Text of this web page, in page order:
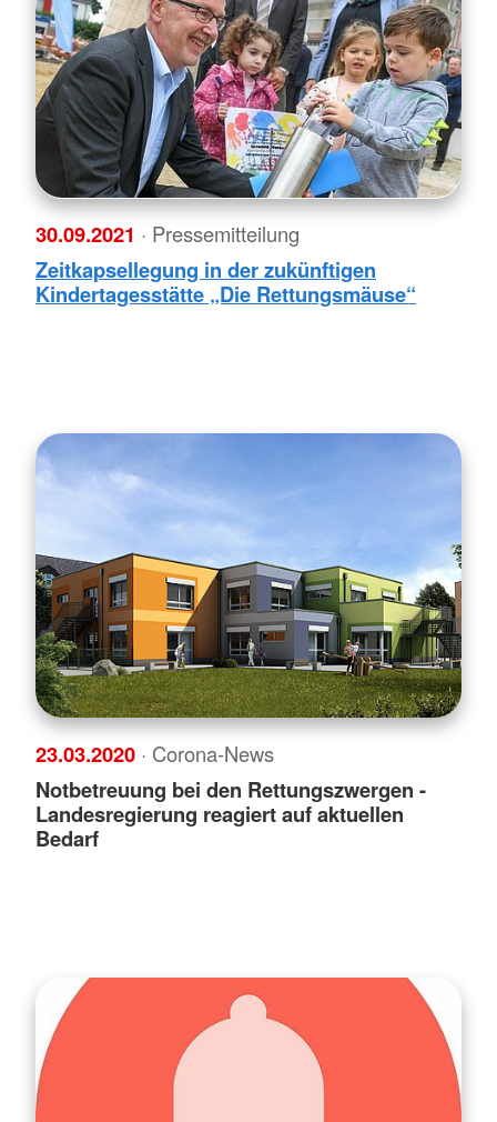
30.09.2021 · Pressemitteilung
Zeitkapsellegung in der zukünftigen
Kindertagesstätte „Die Rettungsmäuse“
23.03.2020 · Corona-News
Notbetreuung bei den Rettungszwergen -
Landesregierung reagiert auf aktuellen
Bedarf